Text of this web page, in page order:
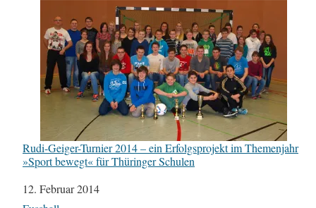
Rudi-Geiger-Turnier 2014 – ein Erfolgsprojekt im Themenjahr
»Sport bewegt« für Thüringer Schulen
Datum
12. Februar 2014